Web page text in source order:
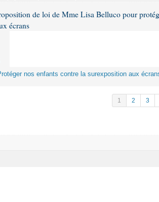
de loi de Mme Lisa Belluco pour
écrans
nos enfants contre la surexposition aux
1 2 3